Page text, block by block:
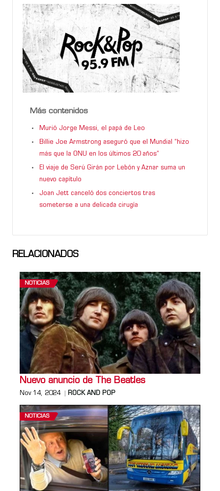
Más contenidos
Murió Jorge Messi, el papá de Leo
Billie Joe Armstrong aseguró que el Mundial “hizo
más que la ONU en los últimos 20 años”
El viaje de Serú Girán por Lebón y Aznar suma un
nuevo capítulo
Joan Jett canceló dos conciertos tras
someterse a una delicada cirugía
RELACIONADOS
NOTICIAS
Nuevo anuncio de The Beatles
Nov 14, 2024 ROCK AND POP
NOTICIAS